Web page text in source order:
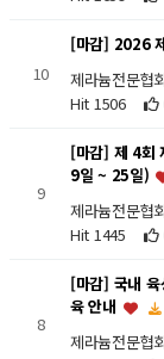
10
[마감] 2026
제라늄전문협회
Hit 1506
9
[마감] 제 4회
9일 ~ 25일)
제라늄전문협회
Hit 1445
8
[마감] 국내 육
육 안내
제라늄전문협회